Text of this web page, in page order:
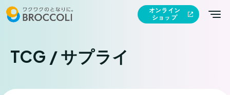
オンライン
ショップ
TCG / サプライ